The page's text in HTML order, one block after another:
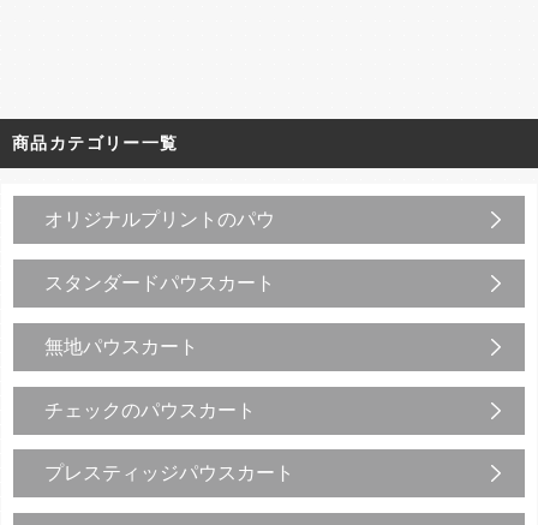
商品カテゴリー一覧
オリジナルプリントのパウ
スタンダードパウスカート
無地パウスカート
チェックのパウスカート
プレスティッジパウスカート